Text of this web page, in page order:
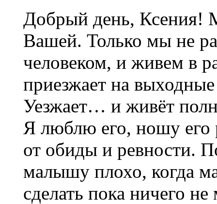
Добрый день, Ксения!
Вашей. Только мы не
человеком, и живем в
приезжает на
Уезжает… и живёт
Я люблю его, ношу его
от обиды и ревности.
малышу плохо, когда
сделать пока ничего